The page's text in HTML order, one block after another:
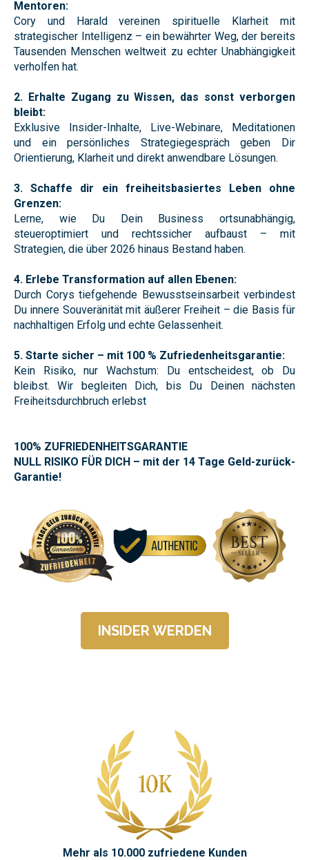
Mentoren:
Cory und Harald vereinen spirituelle Klarheit mit
strategischer Intelligenz – ein bewährter Weg, der bereits
Tausenden Menschen weltweit zu echter Unabhängigkeit
verholfen hat.
2. Erhalte Zugang zu Wissen, das sonst verborgen
bleibt:
Exklusive Insider-Inhalte, Live-Webinare, Meditationen
und ein persönliches Strategiegespräch geben Dir
Orientierung, Klarheit und direkt anwendbare Lösungen.
3. Schaffe dir ein freiheitsbasiertes Leben ohne
Grenzen:
Lerne, wie Du Dein Business ortsunabhängig,
steueroptimiert und rechtssicher aufbaust – mit
Strategien, die über 2026 hinaus Bestand haben.
4. Erlebe Transformation auf allen Ebenen:
Durch Corys tiefgehende Bewusstseinsarbeit verbindest
Du innere Souveränität mit äußerer Freiheit – die Basis für
nachhaltigen Erfolg und echte Gelassenheit.
5. Starte sicher – mit 100 % Zufriedenheitsgarantie:
Kein Risiko, nur Wachstum: Du entscheidest, ob Du
bleibst. Wir begleiten Dich, bis Du Deinen nächsten
Freiheitsdurchbruch erlebst
100% ZUFRIEDENHEITSGARANTIE
NULL RISIKO FÜR DICH – mit der 14 Tage Geld-zurück-
Garantie!
INSIDER WERDEN
Mehr als 10.000 zufriedene Kunden